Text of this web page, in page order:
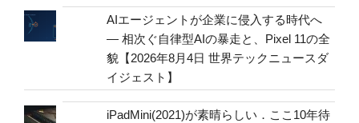
address
AIエージェントが企業に侵入する時代へ
— 相次ぐ自律型AIの暴走と、Pixel 11の全
貌【2026年8月4日 世界テックニュースダ
イジェスト】
iPadMini(2021)が素晴らしい．ここ10年待